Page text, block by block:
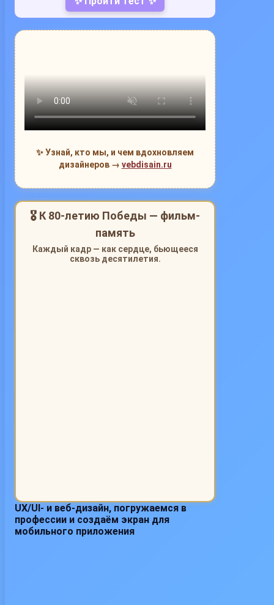
✨ Узнай, кто мы, и чем вдохновляем
дизайнеров → vebdisain.ru
🎖 К 80-летию Победы — фильм-
память
Каждый кадр — как сердце, бьющееся
сквозь десятилетия.
UX/UI- и веб-дизайн, погружаемся в
профессии и создаём экран для
мобильного приложения